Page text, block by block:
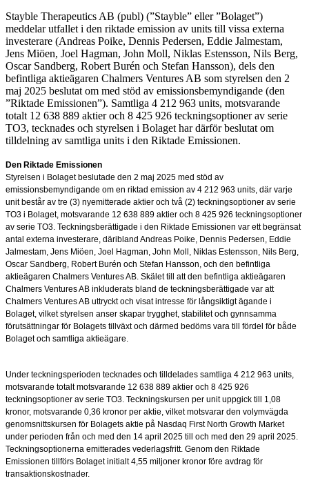
Stayble Therapeutics AB (publ) (”Stayble” eller ”Bolaget”)
meddelar utfallet i den riktade emission av units till vissa externa
investerare (Andreas Poike, Dennis Pedersen, Eddie Jalmestam,
Jens Miöen, Joel Hagman, John Moll, Niklas Estensson, Nils Berg,
Oscar Sandberg, Robert Burén och Stefan Hansson), dels den
befintliga aktieägaren Chalmers Ventures AB som styrelsen den 2
maj 2025 beslutat om med stöd av emissionsbemyndigande (den
”Riktade Emissionen”). Samtliga 4 212 963 units, motsvarande
totalt 12 638 889 aktier och 8 425 926 teckningsoptioner av serie
TO3, tecknades och styrelsen i Bolaget har därför beslutat om
tilldelning av samtliga units i den Riktade Emissionen.
Den Riktade Emissionen
Styrelsen i Bolaget beslutade den 2 maj 2025 med stöd av
emissionsbemyndigande om en riktad emission av 4 212 963 units, där varje
unit består av tre (3) nyemitterade aktier och två (2) teckningsoptioner av serie
TO3 i Bolaget, motsvarande 12 638 889 aktier och 8 425 926 teckningsoptioner
av serie TO3. Teckningsberättigade i den Riktade Emissionen var ett begränsat
antal externa investerare, däribland Andreas Poike, Dennis Pedersen, Eddie
Jalmestam, Jens Miöen, Joel Hagman, John Moll, Niklas Estensson, Nils Berg,
Oscar Sandberg, Robert Burén och Stefan Hansson, och den befintliga
aktieägaren Chalmers Ventures AB. Skälet till att den befintliga aktieägaren
Chalmers Ventures AB inkluderats bland de teckningsberättigade var att
Chalmers Ventures AB uttryckt och visat intresse för långsiktigt ägande i
Bolaget, vilket styrelsen anser skapar trygghet, stabilitet och gynnsamma
förutsättningar för Bolagets tillväxt och därmed bedöms vara till fördel för både
Bolaget och samtliga aktieägare.
Under teckningsperioden tecknades och tilldelades samtliga 4 212 963 units,
motsvarande totalt motsvarande 12 638 889 aktier och 8 425 926
teckningsoptioner av serie TO3. Teckningskursen per unit uppgick till 1,08
kronor, motsvarande 0,36 kronor per aktie, vilket motsvarar den volymvägda
genomsnittskursen för Bolagets aktie på Nasdaq First North Growth Market
under perioden från och med den 14 april 2025 till och med den 29 april 2025.
Teckningsoptionerna emitterades vederlagsfritt. Genom den Riktade
Emissionen tillförs Bolaget initialt 4,55 miljoner kronor före avdrag för
transaktionskostnader.